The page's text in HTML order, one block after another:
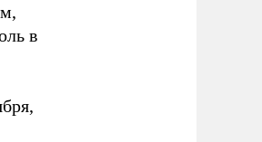
в